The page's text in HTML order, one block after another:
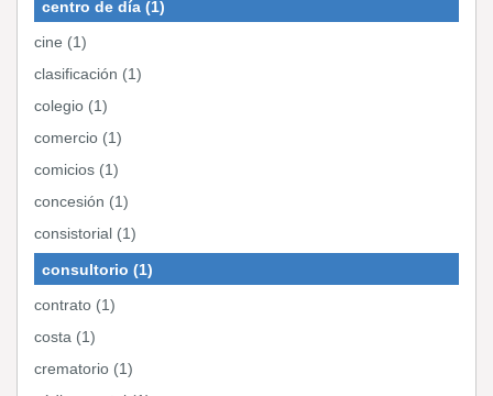
centro de día (1)
cine (1)
clasificación (1)
colegio (1)
comercio (1)
comicios (1)
concesión (1)
consistorial (1)
consultorio (1)
contrato (1)
costa (1)
crematorio (1)